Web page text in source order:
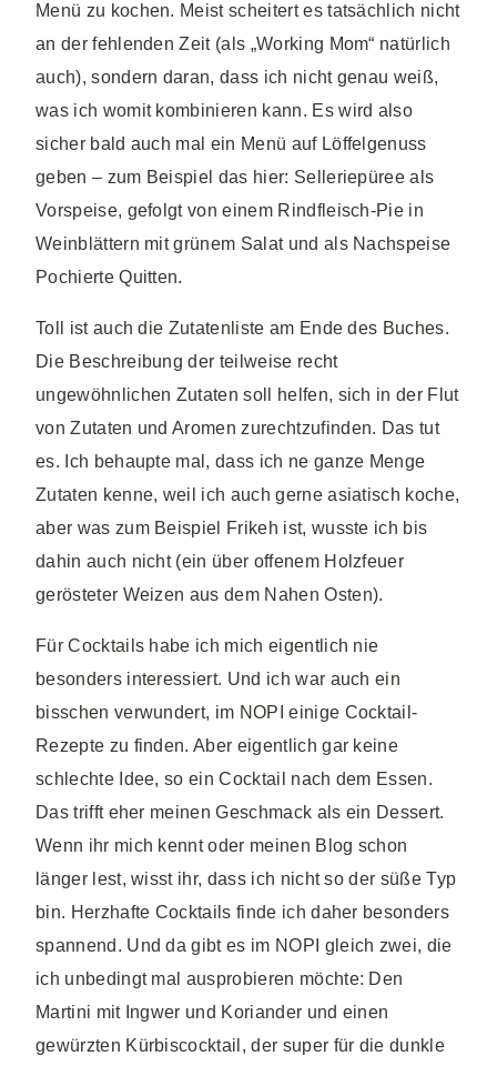
Menü zu kochen. Meist scheitert es tatsächlich nicht
an der fehlenden Zeit (als „Working Mom“ natürlich
auch), sondern daran, dass ich nicht genau weiß,
was ich womit kombinieren kann. Es wird also
sicher bald auch mal ein Menü auf Löffelgenuss
geben – zum Beispiel das hier: Selleriepüree als
Vorspeise, gefolgt von einem Rindfleisch-Pie in
Weinblättern mit grünem Salat und als Nachspeise
Pochierte Quitten.
Toll ist auch die Zutatenliste am Ende des Buches.
Die Beschreibung der teilweise recht
ungewöhnlichen Zutaten soll helfen, sich in der Flut
von Zutaten und Aromen zurechtzufinden. Das tut
es. Ich behaupte mal, dass ich ne ganze Menge
Zutaten kenne, weil ich auch gerne asiatisch koche,
aber was zum Beispiel Frikeh ist, wusste ich bis
dahin auch nicht (ein über offenem Holzfeuer
gerösteter Weizen aus dem Nahen Osten).
Für Cocktails habe ich mich eigentlich nie
besonders interessiert. Und ich war auch ein
bisschen verwundert, im NOPI einige Cocktail-
Rezepte zu finden. Aber eigentlich gar keine
schlechte Idee, so ein Cocktail nach dem Essen.
Das trifft eher meinen Geschmack als ein Dessert.
Wenn ihr mich kennt oder meinen Blog schon
länger lest, wisst ihr, dass ich nicht so der süße Typ
bin. Herzhafte Cocktails finde ich daher besonders
spannend. Und da gibt es im NOPI gleich zwei, die
ich unbedingt mal ausprobieren möchte: Den
Martini mit Ingwer und Koriander und einen
gewürzten Kürbiscocktail, der super für die dunkle